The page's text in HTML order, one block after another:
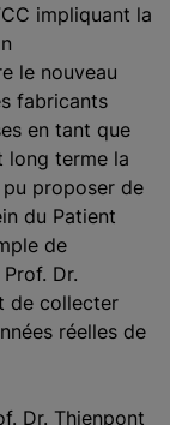
impliquant la
le nouveau
fabricants
en tant que
long terme la
pu proposer de
du Patient
de
Dr.
de collecter
réelles de
Dr. Thienpont